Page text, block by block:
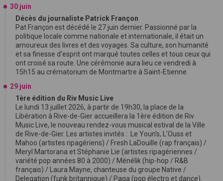
30 juin
Décès du journaliste Patrick Françon
Pat Françon est décédé le 27 juin dernier. Passionné par la
politique locale comme nationale et internationale, il était un
amoureux des livres et des voyages. Sa culture, son humanité
et sa finesse d'esprit ont marqué toutes celles et tous ceux qui
ont croisé sa route. Une cérémonie aura lieu ce vendredi à
15h15 au crématorium de Montmartre à Saint-Etienne.
29 juin
1ère édition du Riv Music Live
Le lundi 13 juillet 2026, à partir de 19h30, la place de la
Libération à Rive-de-Gier accueillera la 1ère édition de Riv
Music Live, le nouveau rendez-vous musical estival de la Ville
de Rive-de-Gier. Les artistes invités : Le Youn’s, L'Ouss et
Mahoo (artistes ripagériens) / Fresh LaDouille (rap français) /
Meryl Martorana et Stéphanie Lie (artistes ripagériennes /
variété pop années 80 à 2000) / Ménélik (hip-hop / R&B
français) / Laura Mayne, chanteuse du groupe Native /
Delegation (funk britannique) / Paga (pop électro et dance).